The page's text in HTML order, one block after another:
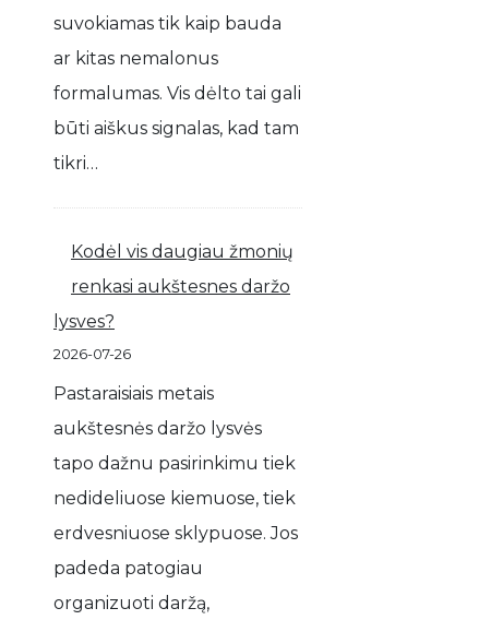
suvokiamas tik kaip bauda
ar kitas nemalonus
formalumas. Vis dėlto tai gali
būti aiškus signalas, kad tam
tikri…
Kodėl vis daugiau žmonių
renkasi aukštesnes daržo
lysves?
2026-07-26
Pastaraisiais metais
aukštesnės daržo lysvės
tapo dažnu pasirinkimu tiek
nedideliuose kiemuose, tiek
erdvesniuose sklypuose. Jos
padeda patogiau
organizuoti daržą,